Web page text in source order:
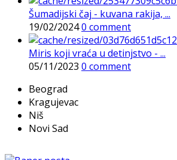
Šumadijski čaj - kuvana rakija, ...
19/02/20240 comment
Miris koji vraća u detinjstvo - ...
05/11/2023 0 comment
Beograd
Kragujevac
Niš
Novi Sad